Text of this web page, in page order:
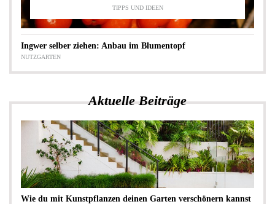
TIPPS UND IDEEN
Ingwer selber ziehen: Anbau im Blumentopf
NUTZGARTEN
Aktuelle Beiträge
Wie du mit Kunstpflanzen deinen Garten verschönern kannst